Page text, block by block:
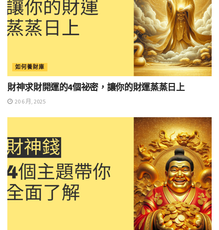
如何養財庫
財神求財開運的4個祕密，讓你的財運蒸蒸日上
20 6 月, 2025